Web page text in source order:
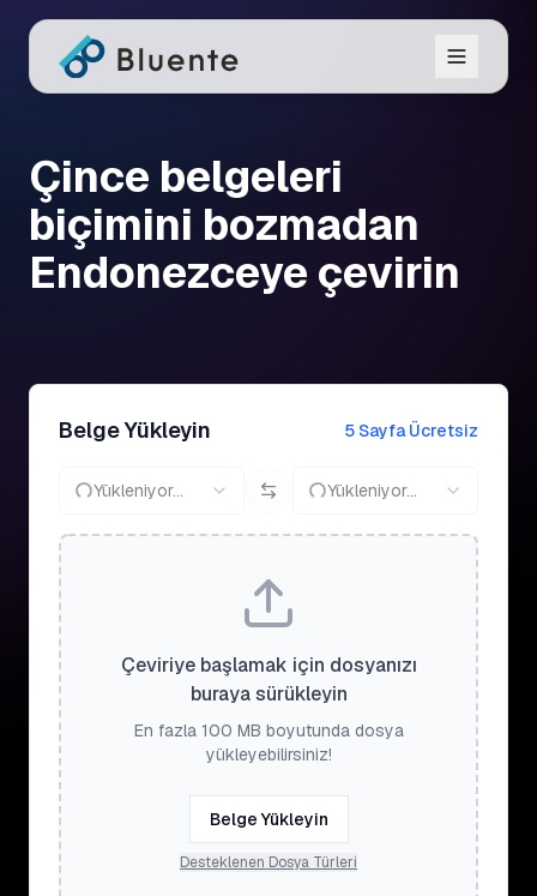
Çince belgeleri
biçimini bozmadan
Endonezceye çevirin
Belge Yükleyin 5 Sayfa Ücretsiz
Yükleniyor... Yükleniyor...
Çeviriye başlamak için dosyanızı
buraya sürükleyin
En fazla 100 MB boyutunda dosya
yükleyebilirsiniz!
Belge Yükleyin
Desteklenen Dosya Türleri